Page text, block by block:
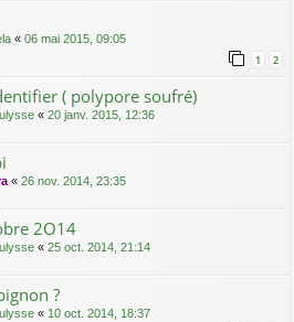
« 06 mai 2015, 09:05
1 2
( polypore soufré)
« 20 janv. 2015, 12:36
« 26 nov. 2014, 23:35
2O14
« 25 oct. 2014, 21:14
?
« 10 oct. 2014, 18:37